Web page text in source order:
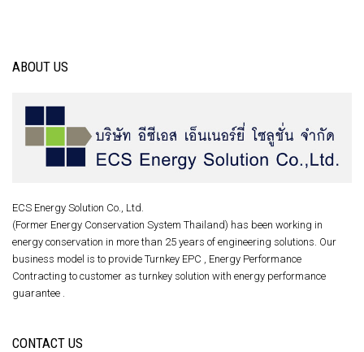
ABOUT US
ECS Energy Solution Co., Ltd.
(Former Energy Conservation System Thailand) has been working in
energy conservation in more than 25 years of engineering solutions. Our
business model is to provide Turnkey EPC , Energy Performance
Contracting to customer as turnkey solution with energy performance
guarantee .
CONTACT US